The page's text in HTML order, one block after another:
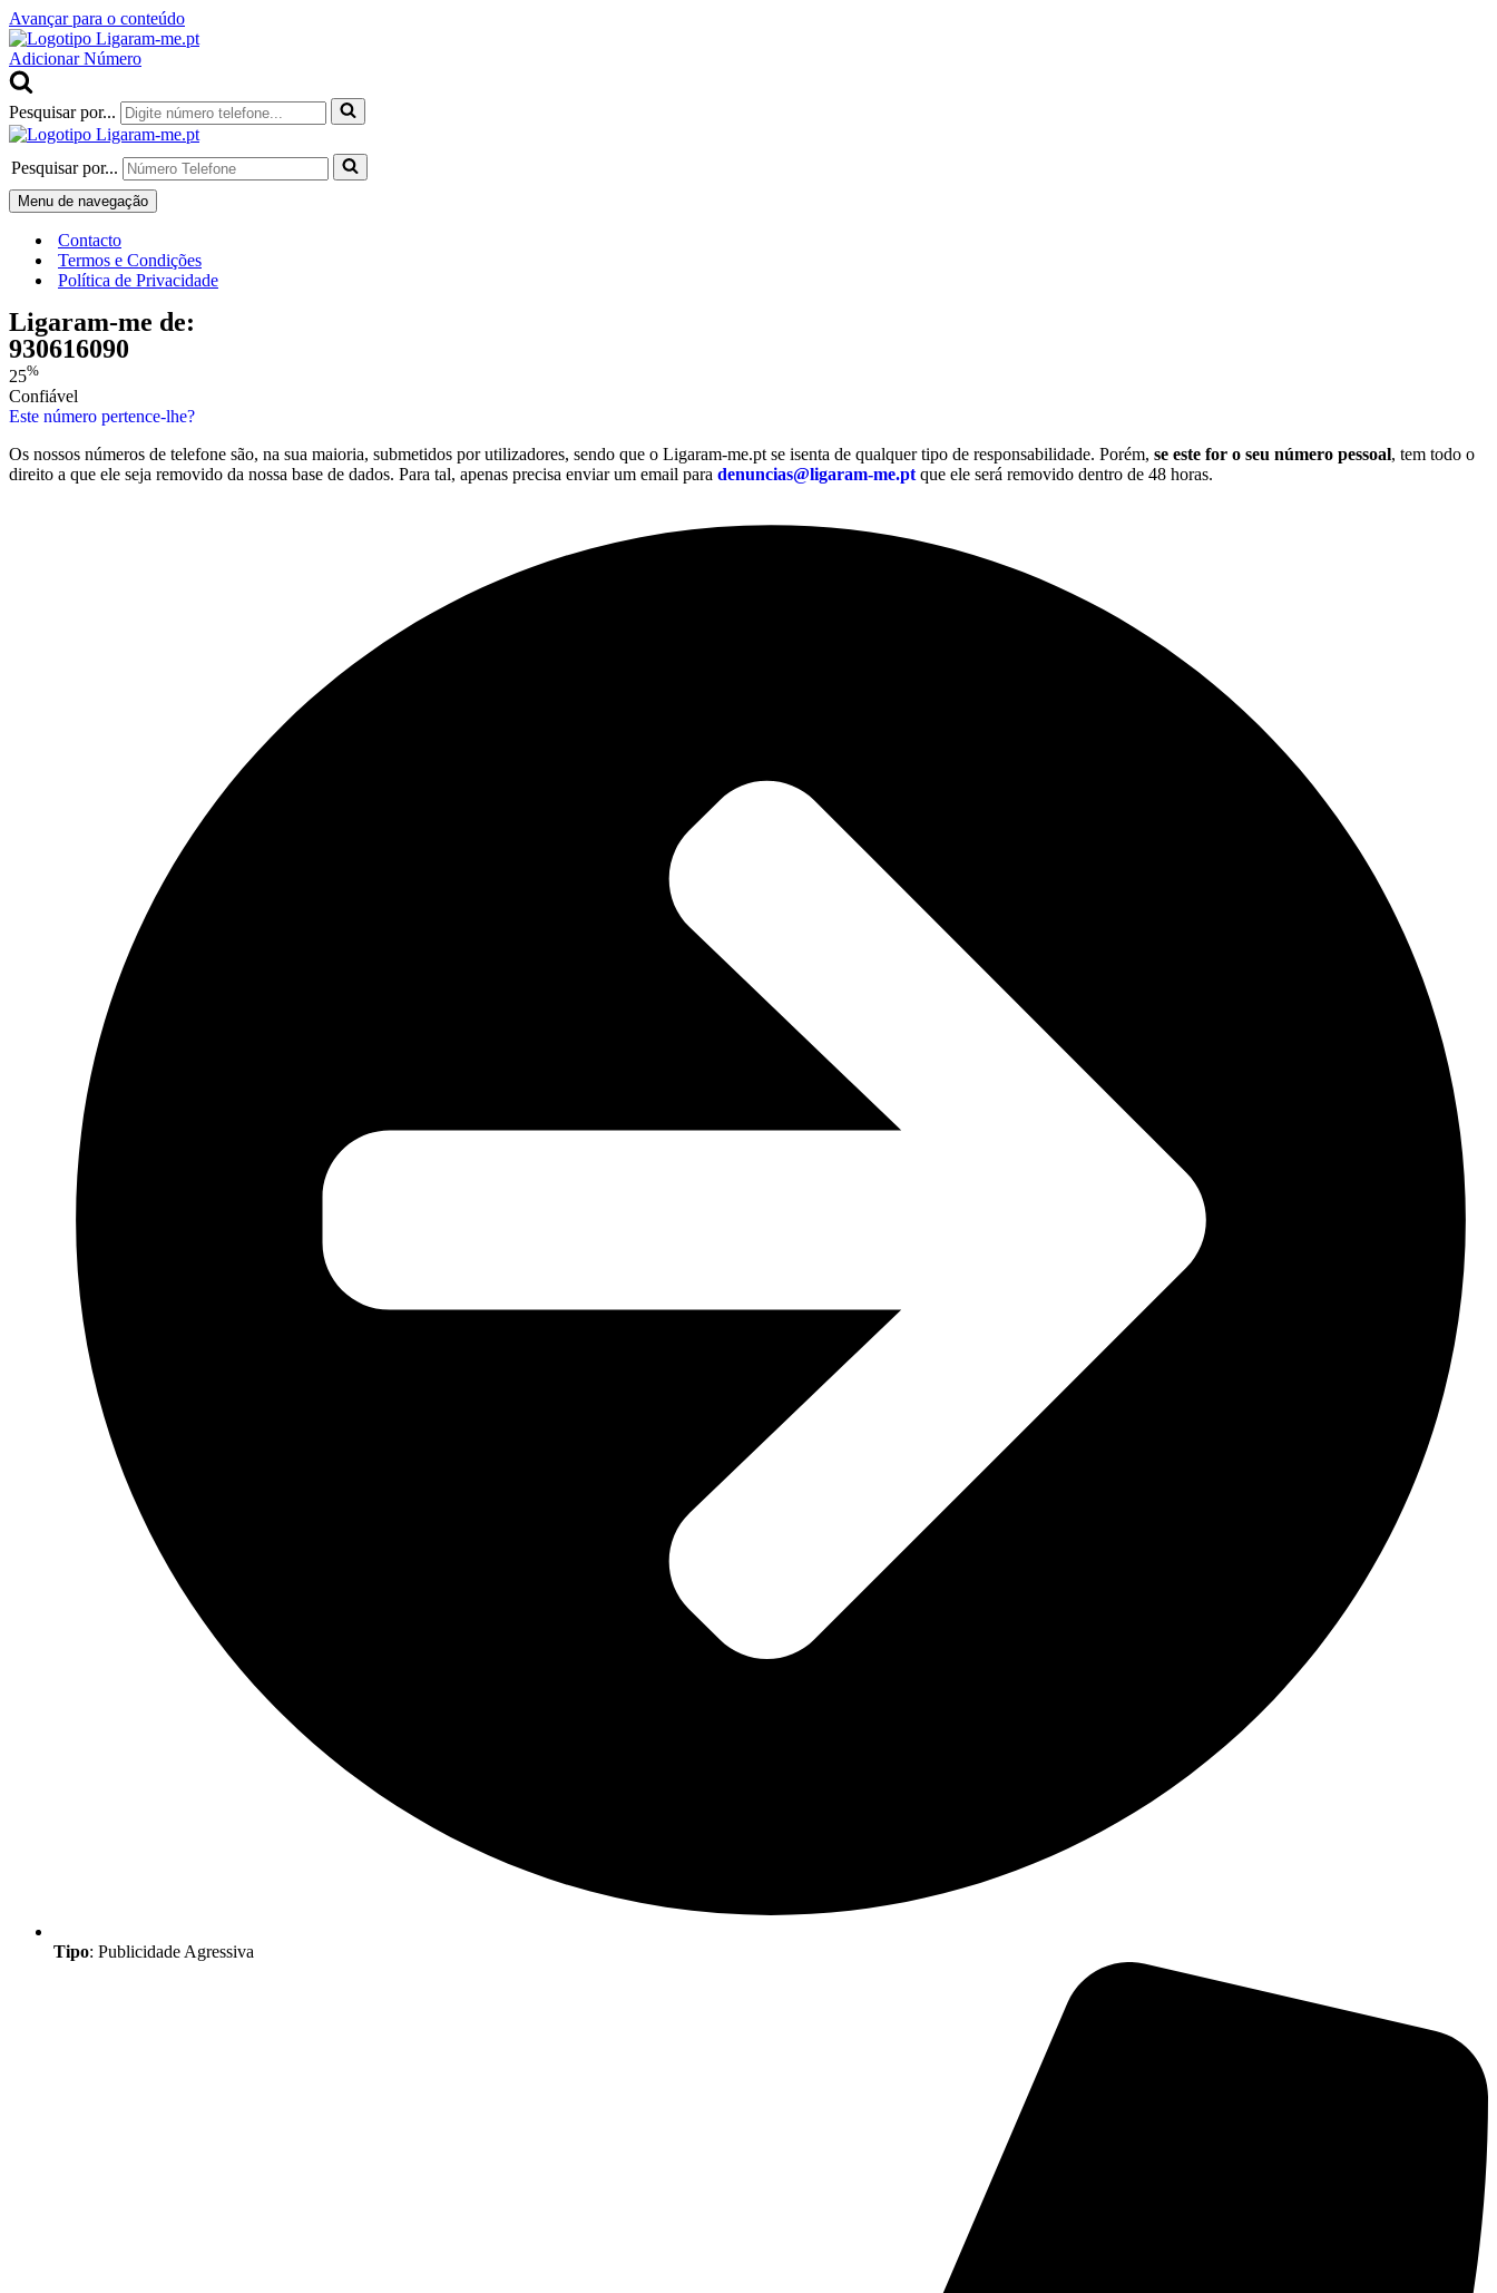
Avançar para o conteúdo
Adicionar Número
Pesquisar por...
Pesquisar por...
Menu de navegação
Contacto
Termos e Condições
Política de Privacidade
Ligaram-me de:
930616090
25%
Confiável
Este número pertence-lhe?
Os nossos números de telefone são, na sua maioria, submetidos por utilizadores, sendo que o Ligaram-me.pt se isenta de qualquer tipo de responsabilidade. Porém, se este for o seu número pessoal, tem todo o
direito a que ele seja removido da nossa base de dados. Para tal, apenas precisa enviar um email para denuncias@ligaram-me.pt que ele será removido dentro de 48 horas.
Tipo: Publicidade Agressiva